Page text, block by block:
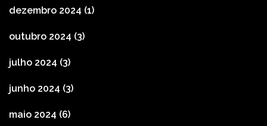
dezembro 2024 (1)
outubro 2024 (3)
julho 2024 (3)
junho 2024 (3)
maio 2024 (6)